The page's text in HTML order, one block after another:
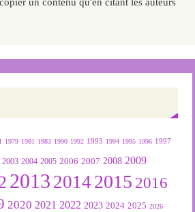
1979 1981 1983 1990 1992 1993 1994 1995 1996 1997
2003 2004 2005 2006 2007 2008 2009
2013 2014 2015 2016
2020 2021 2022 2023 2024 2025 2026